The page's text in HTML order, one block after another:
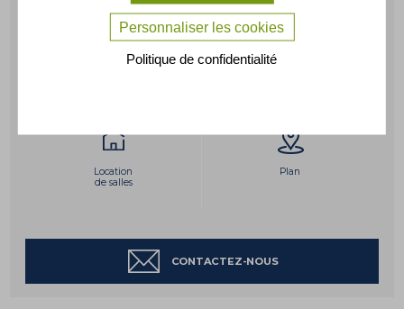
Portail
Annuaire
Location
de salles
Plan
CONTACTEZ-NOUS
Personnaliser les cookies
Politique de confidentialité